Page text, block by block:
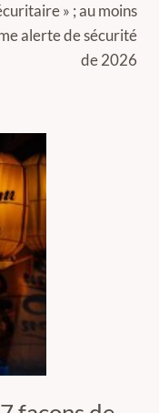
» ; au moins
alerte de sécurité
de 2026